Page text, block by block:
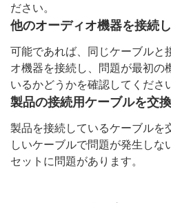
ださい。
他のオーディオ機器を接続
可能であれば、同じケーブルと
オ機器を接続し、問題が最初の
いるかどうかを確認してくださ
製品の接続用ケーブルを交
製品を接続しているケーブルを
しいケーブルで問題が発生しな
セットに問題があります。